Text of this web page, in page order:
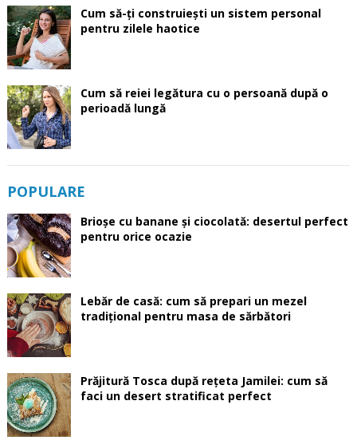
Cum să-ți construiești un sistem personal
pentru zilele haotice
Cum să reiei legătura cu o persoană după o
perioadă lungă
POPULARE
Brioșe cu banane și ciocolată: desertul perfect
pentru orice ocazie
Lebăr de casă: cum să prepari un mezel
tradițional pentru masa de sărbători
Prăjitură Tosca după rețeta Jamilei: cum să
faci un desert stratificat perfect